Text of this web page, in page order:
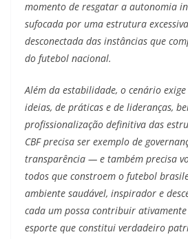
momento de resgatar a autonomia
sufocada por uma estrutura
desconectada das instâncias que
do futebol nacional.
Além da estabilidade, o cenário
ideias, de práticas e de lideranças,
profissionalização definitiva das
CBF precisa ser exemplo de
transparência — e também precisa
todos que constroem o futebol
ambiente saudável, inspirador e
cada um possa contribuir
esporte que constitui verdadeiro